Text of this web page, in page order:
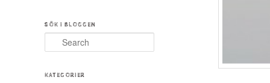
SÖK I BLOGGEN
Search
KATEGORIER